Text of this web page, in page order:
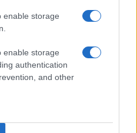
enable storage
enable storage
authentication
and other
aggiornato?
Oggi e ricevi le nostre
le ultime notizie pubblicate
*campo obbligatorio